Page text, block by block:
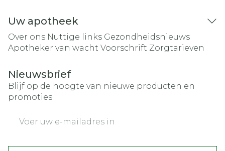
Uw apotheek
Over ons Nuttige links Gezondheidsnieuws
Apotheker van wacht Voorschrift Zorgtarieven
Nieuwsbrief
Blijf op de hoogte van nieuwe producten en
promoties